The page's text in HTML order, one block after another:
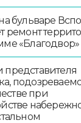
бульваре
ремонт
«Благодвор»
при